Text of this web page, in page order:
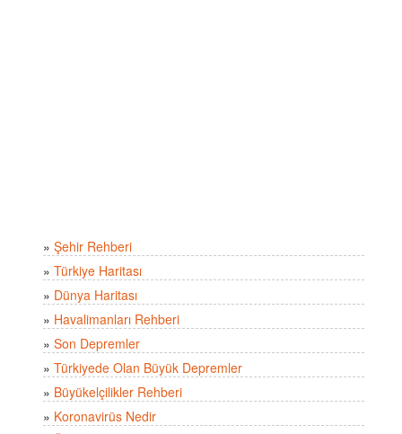
» Şehir Rehberi
» Türkiye Haritası
» Dünya Haritası
» Havalimanları Rehberi
» Son Depremler
» Türkiyede Olan Büyük Depremler
» Büyükelçilikler Rehberi
» Koronavirüs Nedir